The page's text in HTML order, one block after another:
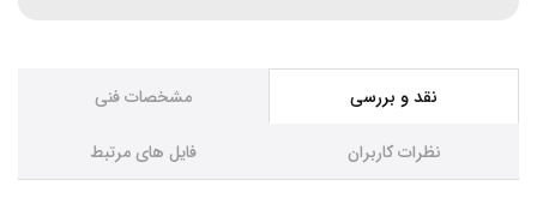
نقد و بررسی مشخصات فنی
نظرات کاربران فایل های مرتبط